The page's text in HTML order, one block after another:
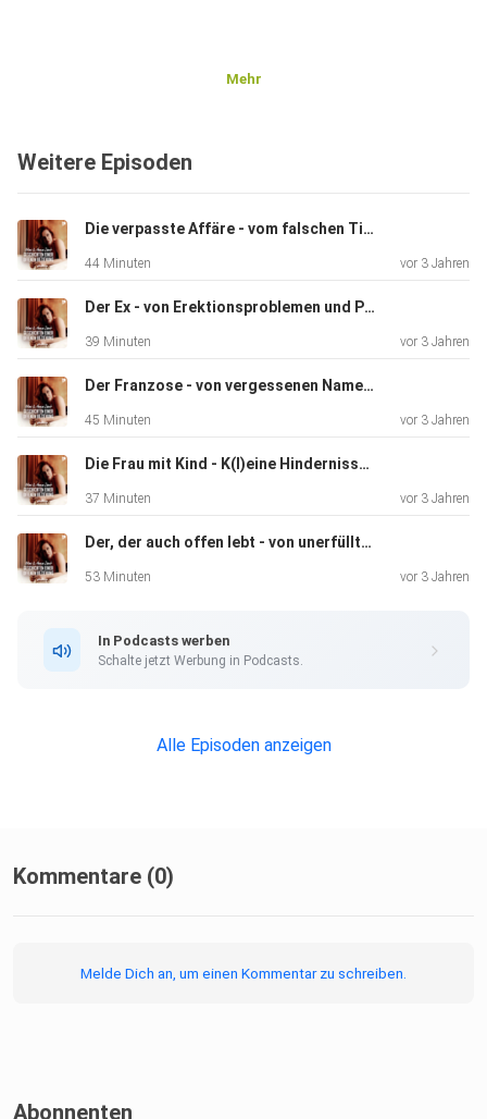
Mehr
Weitere Episoden
Die verpasste Affäre - vom falschen Timing und der Sexliste
44 Minuten vor 3 Jahren
Der Ex - von Erektionsproblemen und Putzplänen
39 Minuten vor 3 Jahren
Der Franzose - von vergessenen Namen und Rollenklischees
45 Minuten vor 3 Jahren
Die Frau mit Kind - K(l)eine Hindernisse beim Dating?
37 Minuten vor 3 Jahren
Der, der auch offen lebt - von unerfülltem Sexleben und großen Kompromissen
53 Minuten vor 3 Jahren
In Podcasts werben
Schalte jetzt Werbung in Podcasts.
Alle Episoden anzeigen
Kommentare (0)
Melde Dich an, um einen Kommentar zu schreiben.
Abonnenten